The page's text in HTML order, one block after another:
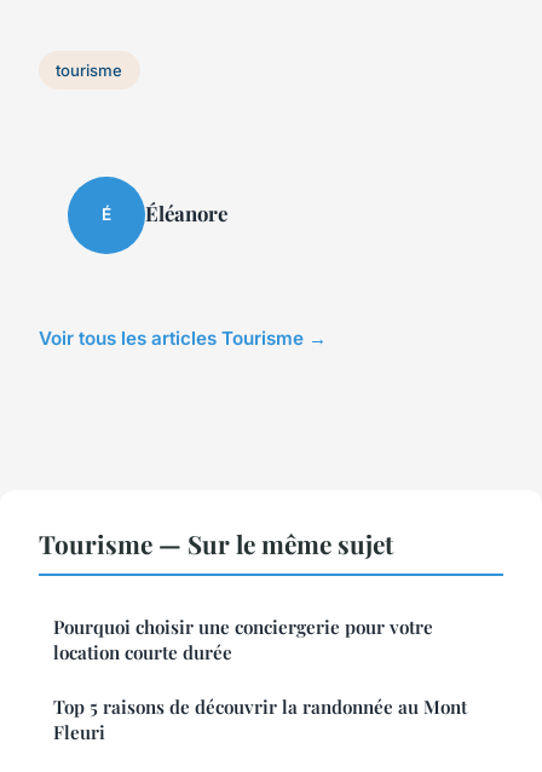
tourisme
É Éléanore
Voir tous les articles Tourisme →
Tourisme — Sur le même sujet
Pourquoi choisir une conciergerie pour votre
location courte durée
Top 5 raisons de découvrir la randonnée au Mont
Fleuri